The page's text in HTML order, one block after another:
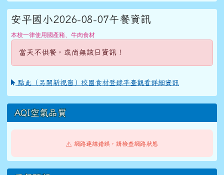
安平國小2026-08-07午餐資訊
本校一律使用國產豬、牛肉食材
當天不供餐，或尚無該日資訊！
點此（另開新視窗）校園食材登錄平臺觀看詳細資訊
AQI空氣品質
⚠️ 網路連線錯誤，請檢查網路狀態